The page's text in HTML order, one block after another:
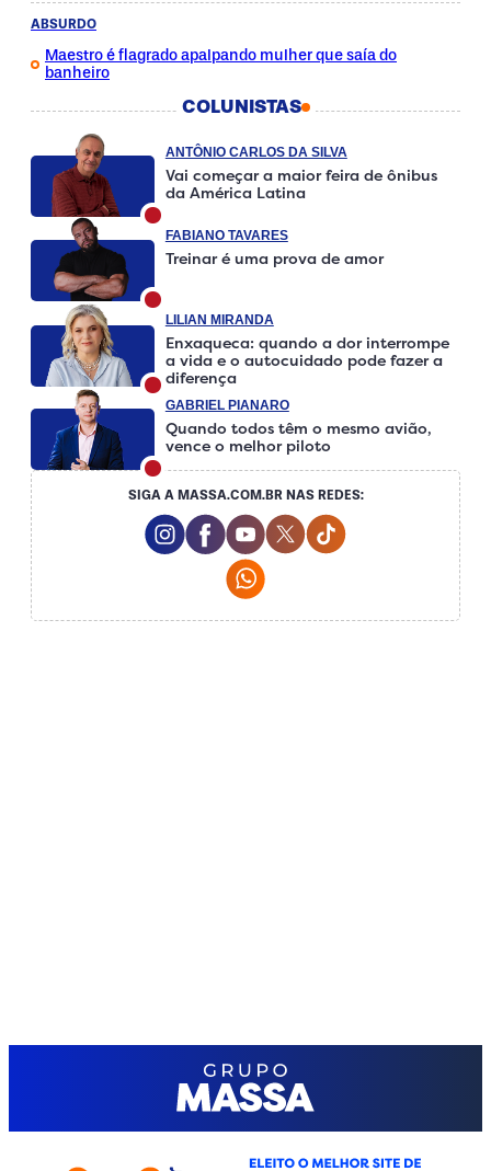
ABSURDO
Maestro é flagrado apalpando mulher que saía do
banheiro
COLUNISTAS
ANTÔNIO CARLOS DA SILVA
Vai começar a maior feira de ônibus
da América Latina
FABIANO TAVARES
Treinar é uma prova de amor
LILIAN MIRANDA
Enxaqueca: quando a dor interrompe
a vida e o autocuidado pode fazer a
diferença
GABRIEL PIANARO
Quando todos têm o mesmo avião,
vence o melhor piloto
SIGA A MASSA.COM.BR NAS REDES:
Instagram Social Media
Facebook Social Media
Youtube Social Media
Twitter Social Media
Tiktok Social